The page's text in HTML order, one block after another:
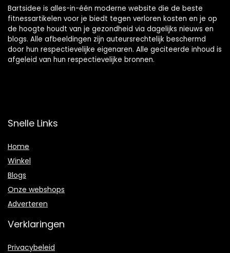
Bartsidee is alles-in-één moderne website die de beste
fitnessartikelen voor je biedt tegen verloren kosten en je op
de hoogte houdt van je gezondheid via dagelijks nieuws en
blogs. Alle afbeeldingen zijn auteursrechtelijk beschermd
door hun respectievelijke eigenaren. Alle geciteerde inhoud is
afgeleid van hun respectievelijke bronnen.
Snelle Links
Home
Winkel
Blogs
Onze webshops
Adverteren
Verklaringen
Privacybeleid